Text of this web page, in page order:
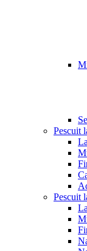
Pescuit
Pescuit